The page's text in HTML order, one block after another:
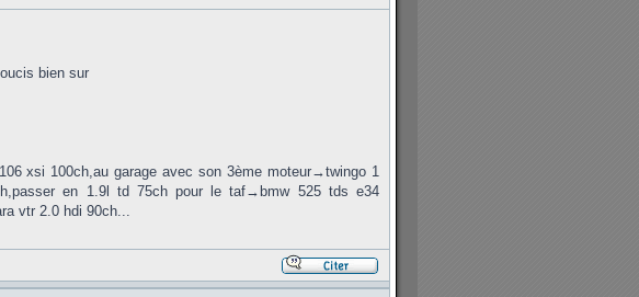
bien sur
xsi 100ch,au garage avec son 3ème moteur→twingo 1
en 1.9l td 75ch pour le taf→bmw 525 tds e34
vtr 2.0 hdi 90ch...